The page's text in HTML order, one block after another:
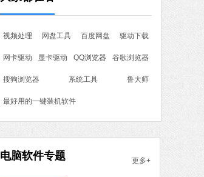
下载
软件大小：19.78 MB
腾讯视频
视频处理 网盘工具 百度网盘 驱动下载
网卡驱动 显卡驱动 QQ浏览器 谷歌浏览器
搜狗浏览器 系统工具 鲁大师
最好用的一键装机软件
电脑软件专题 更多+